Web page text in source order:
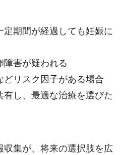
定期間が経過しても妊娠に
障害が疑われる
どリスク因子がある場合
有し、最適な治療を選びた
収集が、将来の選択肢を広